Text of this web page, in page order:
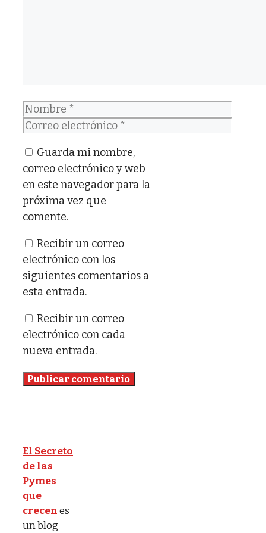
Nombre
Correo
Guarda mi nombre,
correo electrónico y web
en este navegador para la
próxima vez que
comente.
Recibir un correo
electrónico con los
siguientes comentarios a
esta entrada.
Recibir un correo
electrónico con cada
nueva entrada.
El Secreto
de las
Pymes
que
crecenes
un blog